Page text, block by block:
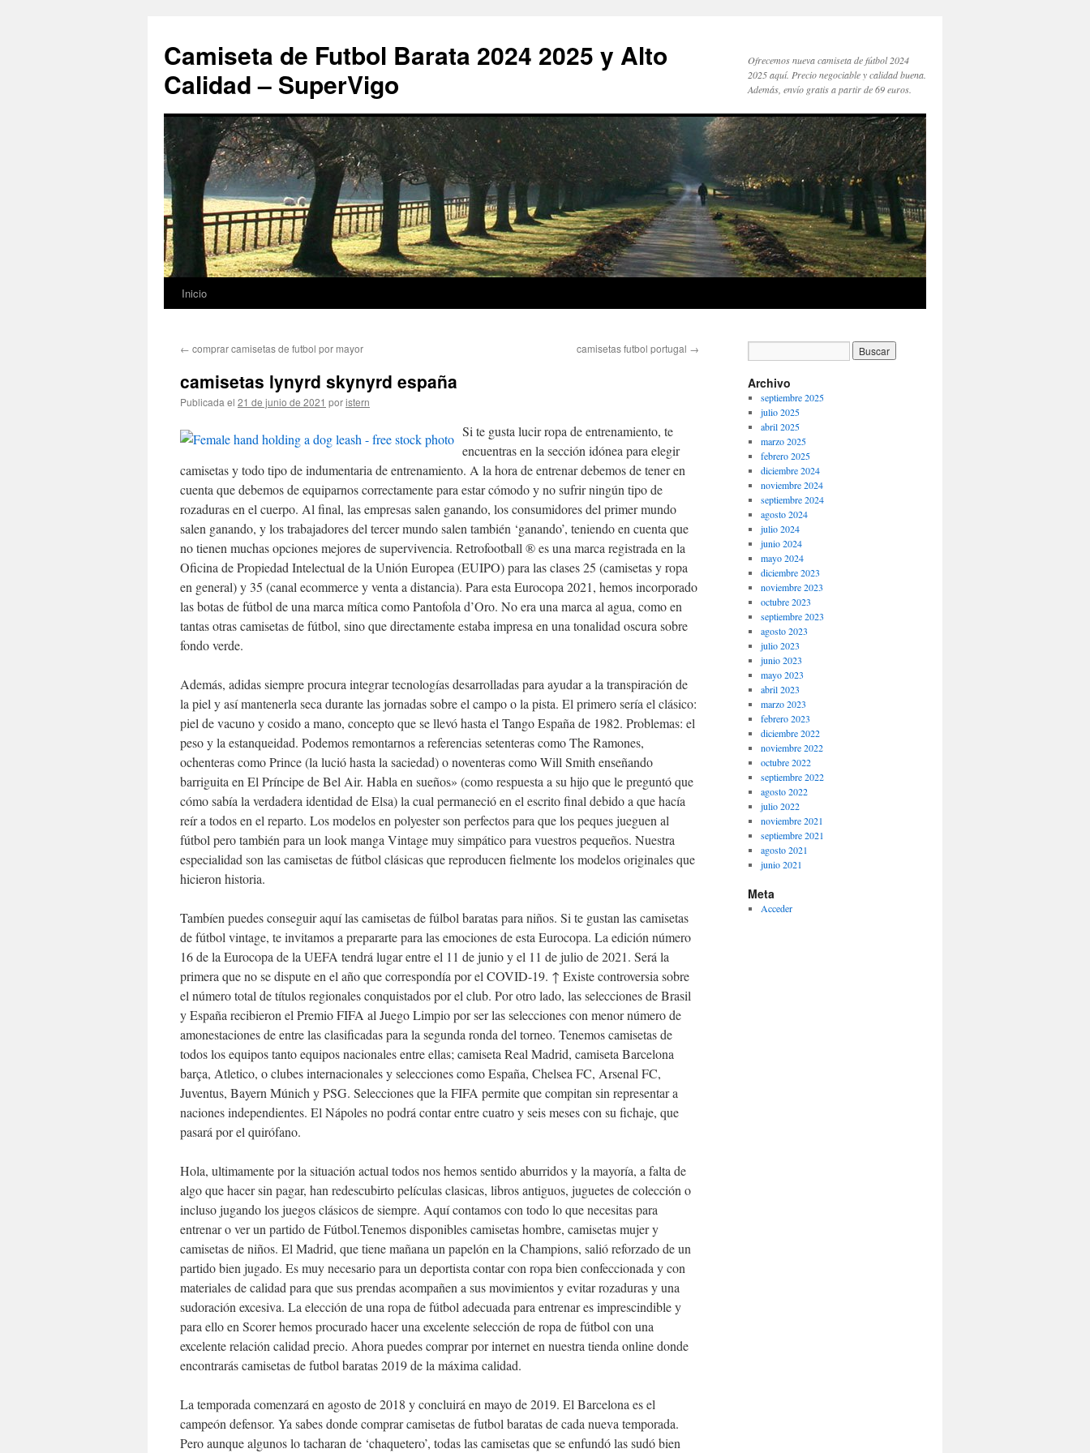
Camiseta de Futbol Barata 2024 2025 y Alto
Calidad – SuperVigo
Ofrecemos nueva camiseta de fútbol 2024
2025 aquí. Precio negociable y calidad buena.
Además, envío gratis a partir de 69 euros.
Saltar
contenido
Inicio
← comprar camisetas de futbol por mayor camisetas futbol portugal →
camisetas lynyrd skynyrd españa
Publicada el 21 de junio de 2021 poristern
Si te gusta lucir ropa de entrenamiento, te
encuentras en la sección idónea para elegir
camisetas y todo tipo de indumentaria de entrenamiento. A la hora de entrenar debemos de tener en
cuenta que debemos de equiparnos correctamente para estar cómodo y no sufrir ningún tipo de
rozaduras en el cuerpo. Al final, las empresas salen ganando, los consumidores del primer mundo
salen ganando, y los trabajadores del tercer mundo salen también ‘ganando’, teniendo en cuenta que
no tienen muchas opciones mejores de supervivencia. Retrofootball ® es una marca registrada en la
Oficina de Propiedad Intelectual de la Unión Europea (EUIPO) para las clases 25 (camisetas y ropa
en general) y 35 (canal ecommerce y venta a distancia). Para esta Eurocopa 2021, hemos incorporado
las botas de fútbol de una marca mítica como Pantofola d’Oro. No era una marca al agua, como en
tantas otras camisetas de fútbol, sino que directamente estaba impresa en una tonalidad oscura sobre
fondo verde.
Además, adidas siempre procura integrar tecnologías desarrolladas para ayudar a la transpiración de
la piel y así mantenerla seca durante las jornadas sobre el campo o la pista. El primero sería el clásico:
piel de vacuno y cosido a mano, concepto que se llevó hasta el Tango España de 1982. Problemas: el
peso y la estanqueidad. Podemos remontarnos a referencias setenteras como The Ramones,
ochenteras como Prince (la lució hasta la saciedad) o noventeras como Will Smith enseñando
barriguita en El Príncipe de Bel Air. Habla en sueños» (como respuesta a su hijo que le preguntó que
cómo sabía la verdadera identidad de Elsa) la cual permaneció en el escrito final debido a que hacía
reír a todos en el reparto. Los modelos en polyester son perfectos para que los peques jueguen al
fútbol pero también para un look manga Vintage muy simpático para vuestros pequeños. Nuestra
especialidad son las camisetas de fútbol clásicas que reproducen fielmente los modelos originales que
hicieron historia.
Tambíen puedes conseguir aquí las camisetas de fúlbol baratas para niños. Si te gustan las camisetas
de fútbol vintage, te invitamos a prepararte para las emociones de esta Eurocopa. La edición número
16 de la Eurocopa de la UEFA tendrá lugar entre el 11 de junio y el 11 de julio de 2021. Será la
primera que no se dispute en el año que correspondía por el COVID-19. ↑ Existe controversia sobre
el número total de títulos regionales conquistados por el club. Por otro lado, las selecciones de Brasil
y España recibieron el Premio FIFA al Juego Limpio por ser las selecciones con menor número de
amonestaciones de entre las clasificadas para la segunda ronda del torneo. Tenemos camisetas de
todos los equipos tanto equipos nacionales entre ellas; camiseta Real Madrid, camiseta Barcelona
barça, Atletico, o clubes internacionales y selecciones como España, Chelsea FC, Arsenal FC,
Juventus, Bayern Múnich y PSG. Selecciones que la FIFA permite que compitan sin representar a
naciones independientes. El Nápoles no podrá contar entre cuatro y seis meses con su fichaje, que
pasará por el quirófano.
Hola, ultimamente por la situación actual todos nos hemos sentido aburridos y la mayoría, a falta de
algo que hacer sin pagar, han redescubirto películas clasicas, libros antiguos, juguetes de colección o
incluso jugando los juegos clásicos de siempre. Aquí contamos con todo lo que necesitas para
entrenar o ver un partido de Fútbol.Tenemos disponibles camisetas hombre, camisetas mujer y
camisetas de niños. El Madrid, que tiene mañana un papelón en la Champions, salió reforzado de un
partido bien jugado. Es muy necesario para un deportista contar con ropa bien confeccionada y con
materiales de calidad para que sus prendas acompañen a sus movimientos y evitar rozaduras y una
sudoración excesiva. La elección de una ropa de fútbol adecuada para entrenar es imprescindible y
para ello en Scorer hemos procurado hacer una excelente selección de ropa de fútbol con una
excelente relación calidad precio. Ahora puedes comprar por internet en nuestra tienda online donde
encontrarás camisetas de futbol baratas 2019 de la máxima calidad.
La temporada comenzará en agosto de 2018 y concluirá en mayo de 2019. El Barcelona es el
campeón defensor. Ya sabes donde comprar camisetas de futbol baratas de cada nueva temporada.
Pero aunque algunos lo tacharan de ‘chaquetero’, todas las camisetas que se enfundó las sudó bien
Archivo
septiembre 2025
julio 2025
abril 2025
marzo 2025
febrero 2025
diciembre 2024
noviembre 2024
septiembre 2024
agosto 2024
julio 2024
junio 2024
mayo 2024
diciembre 2023
noviembre 2023
octubre 2023
septiembre 2023
agosto 2023
julio 2023
junio 2023
mayo 2023
abril 2023
marzo 2023
febrero 2023
diciembre 2022
noviembre 2022
octubre 2022
septiembre 2022
agosto 2022
julio 2022
noviembre 2021
septiembre 2021
agosto 2021
junio 2021
Meta
Acceder